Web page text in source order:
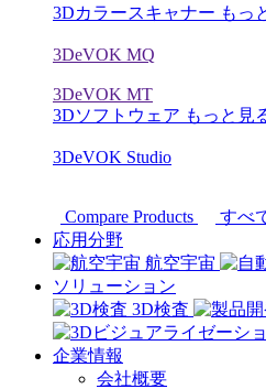
3Dカラースキャナー もっ
3DeVOK MQ
3DeVOK MT
3Dソフトウェア もっと見
3DeVOK Studio
Compare Products
すべ
応用分野
航空宇宙
ソリューション
3D検査
企業情報
会社概要